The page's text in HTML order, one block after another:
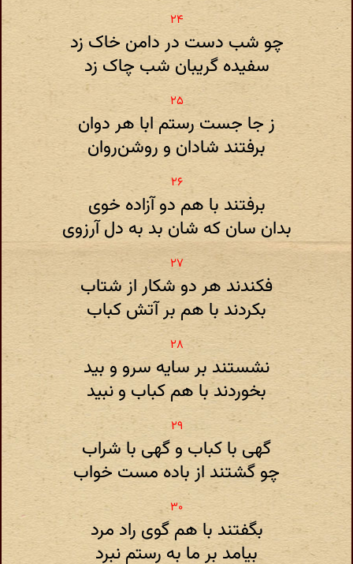
چو شب دست در دامن خاک زد
سفیده گریبان شب چاک زد
ز جا جست رستم ابا هر دوان
برفتند شادان و روشن‌روان
برفتند با هم دو آزاده خوی
بدان سان که شان بد به دل آرزوی
فکندند هر دو شکار از شتاب
بکردند با هم بر آتش کباب
نشستند بر سایه سرو و بید
بخوردند با هم کباب و نبید
گهی با کباب و گهی با شراب
چو گشتند از باده مست خواب
بگفتند با هم گوی راد مرد
بیامد بر ما به رستم نبرد